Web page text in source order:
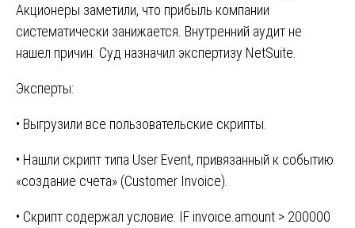
Акционеры заметили, что прибыль компании
систематически занижается. Внутренний аудит не
нашел причин. Суд назначил экспертизу NetSuite.
Эксперты:
• Выгрузили все пользовательские скрипты.
• Нашли скрипт типа User Event, привязанный к событию
«создание счета» (Customer Invoice).
• Скрипт содержал условие: IF invoice.amount > 200000